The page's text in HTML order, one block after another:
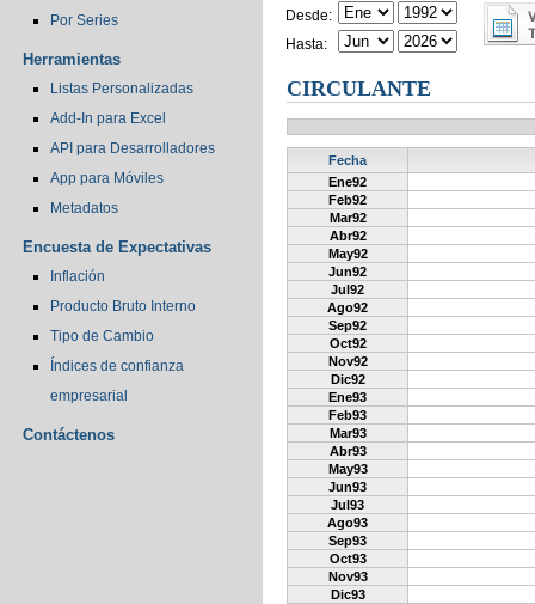
Por Series
Herramientas
Listas Personalizadas
Add-In para Excel
API para Desarrolladores
App para Móviles
Metadatos
Encuesta de Expectativas
Inflación
Producto Bruto Interno
Tipo de Cambio
Índices de confianza
empresarial
Contáctenos
Desde:
Hasta:
CIRCULANTE
Fecha
Ene92
Feb92
Mar92
Abr92
May92
Jun92
Jul92
Ago92
Sep92
Oct92
Nov92
Dic92
Ene93
Feb93
Mar93
Abr93
May93
Jun93
Jul93
Ago93
Sep93
Oct93
Nov93
Dic93